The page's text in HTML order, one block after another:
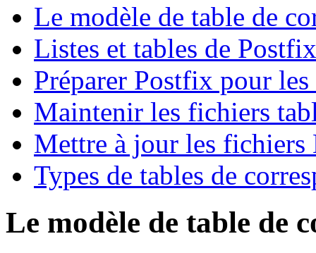
Le modèle de table de
Listes et tables de Postfix
Préparer Postfix pour
Maintenir les fichiers
Mettre à jour les fichiers
Types de tables de
Le modèle de table de